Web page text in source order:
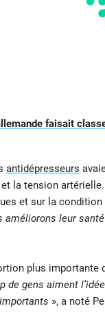
faisait
antidépresseurs
la tension
et sur la condition
améliorons leur
plus
de gens aiment
», a noté